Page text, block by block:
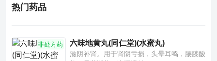
热门药品
非处方药 六味地黄丸(同仁堂)(水蜜丸)
滋阴补肾。用于肾阴亏损，头晕耳鸣，腰膝酸